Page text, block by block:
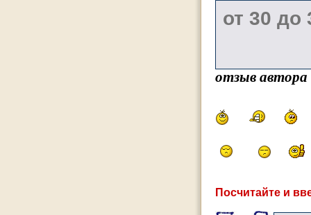
отзыв
Посчитайте и